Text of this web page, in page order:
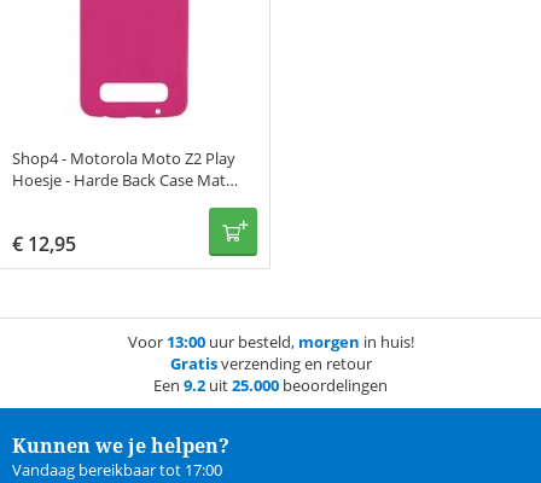
Shop4 - Motorola Moto Z2 Play
Hoesje - Harde Back Case Mat
€ 12,95
Voor 13:00uur besteld, morgen in huis!
Gratisverzending en retour
Een 9.2 uit25.000 beoordelingen
Kunnen we je helpen?
Vandaag bereikbaar tot 17:00